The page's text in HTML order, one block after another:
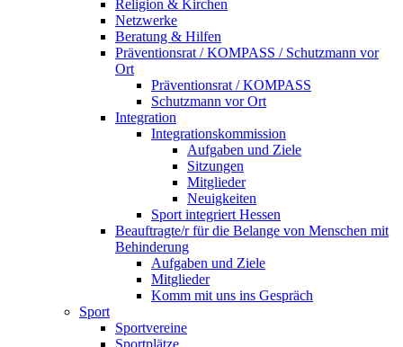
Religion & Kirchen
Netzwerke
Beratung & Hilfen
Präventionsrat / KOMPASS / Schutzmann vor
Ort
Präventionsrat / KOMPASS
Schutzmann vor Ort
Integration
Integrationskommission
Aufgaben und Ziele
Sitzungen
Mitglieder
Neuigkeiten
Sport integriert Hessen
Beauftragte/r für die Belange von Menschen mit
Behinderung
Aufgaben und Ziele
Mitglieder
Komm mit uns ins Gespräch
Sport
Sportvereine
Sportplätze